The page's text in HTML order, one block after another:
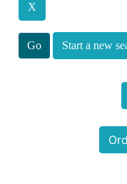
Start a new